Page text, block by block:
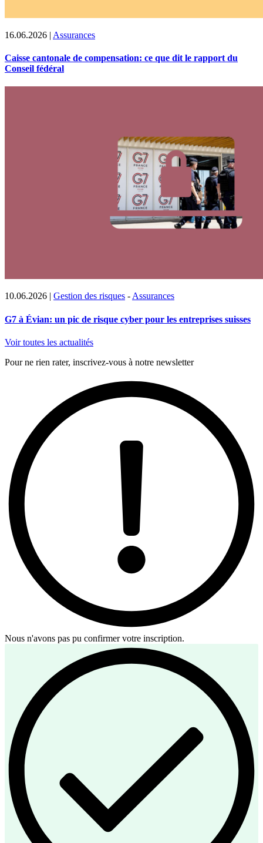
16.06.2026 | Assurances
Caisse cantonale de compensation: ce que dit le rapport du
Conseil fédéral
10.06.2026 | Gestion des risques - Assurances
G7 à Évian: un pic de risque cyber pour les entreprises suisses
Voir toutes les actualités
Pour ne rien rater, inscrivez-vous à notre newsletter
Nous n'avons pas pu confirmer votre inscription.